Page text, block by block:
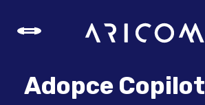
Adopce Copilot